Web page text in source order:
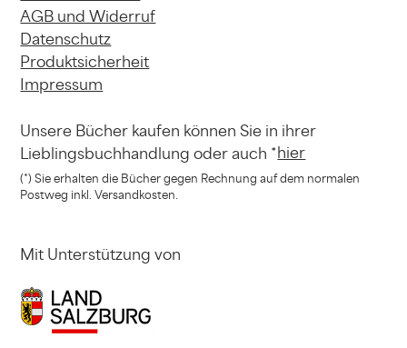
AGB und Widerruf
Datenschutz
Produktsicherheit
Impressum
Unsere Bücher kaufen könnenSie in ihrer
Lieblingsbuchhandlung oder auch *hier
(*) Sie erhalten die Bücher gegen Rechnung auf dem normalen
Postweg inkl. Versandkosten.
Mit Unterstützung von